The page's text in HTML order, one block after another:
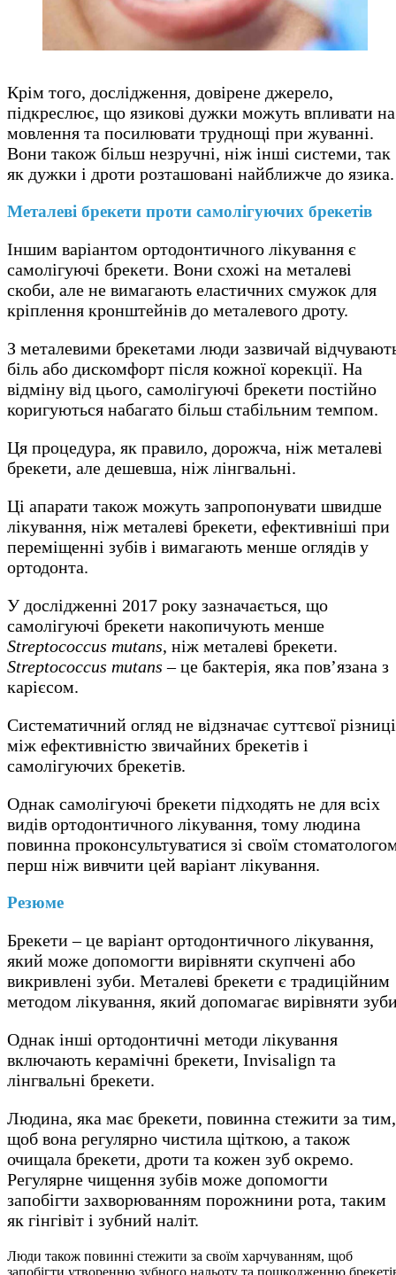
Крім того, дослідження, довірене джерело,
підкреслює, що язикові дужки можуть впливати на
мовлення та посилювати труднощі при жуванні.
Вони також більш незручні, ніж інші системи, так
як дужки і дроти розташовані найближче до язика.
Металеві брекети проти самолігуючих брекетів
Іншим варіантом ортодонтичного лікування є
самолігуючі брекети. Вони схожі на металеві
скоби, але не вимагають еластичних смужок для
кріплення кронштейнів до металевого дроту.
З металевими брекетами люди зазвичай
біль або дискомфорт після кожної корекції. На
відміну від цього, самолігуючі брекети постійно
коригуються набагато більш стабільним темпом.
Ця процедура, як правило, дорожча, ніж металеві
брекети, але дешевша, ніж лінгвальні.
Ці апарати також можуть запропонувати швидше
лікування, ніж металеві брекети, ефективніші при
переміщенні зубів і вимагають менше оглядів у
ортодонта.
У дослідженні 2017 року зазначається, що
самолігуючі брекети накопичують менше
Streptococcus mutans, ніж металеві брекети.
Streptococcus mutans– це бактерія, яка пов’язана з
карієсом.
Систематичний огляд не відзначає суттєвої різниці
між ефективністю звичайних брекетів і
самолігуючих брекетів.
Однак самолігуючі брекети підходять не для всіх
видів ортодонтичного лікування, тому людина
повинна проконсультуватися зі своїм
перш ніж вивчити цей варіант лікування.
Резюме
Брекети – це варіант ортодонтичного лікування,
який може допомогти вирівняти скупчені або
викривлені зуби. Металеві брекети є традиційним
методом лікування, який допомагає вирівняти
Однак інші ортодонтичні методи лікування
включають керамічні брекети, Invisalign та
лінгвальні брекети.
Людина, яка має брекети, повинна стежити за тим,
щоб вона регулярно чистила щіткою, а також
очищала брекети, дроти та кожен зуб окремо.
Регулярне чищення зубів може допомогти
запобігти захворюванням порожнини рота, таким
як гінгівіт і зубний наліт.
Люди також повинні стежити за своїм харчуванням, щоб
запобігти утворенню зубного нальоту та пошкодженню